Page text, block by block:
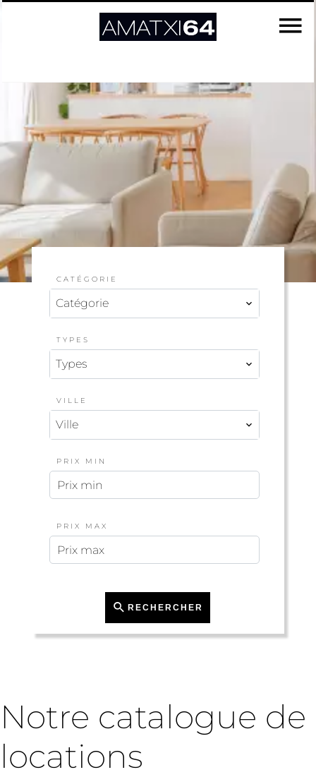
CATÉGORIE
Catégorie
TYPES
Types
VILLE
Ville
PRIX MIN
PRIX MAX
RECHERCHER
Notre catalogue de
locations